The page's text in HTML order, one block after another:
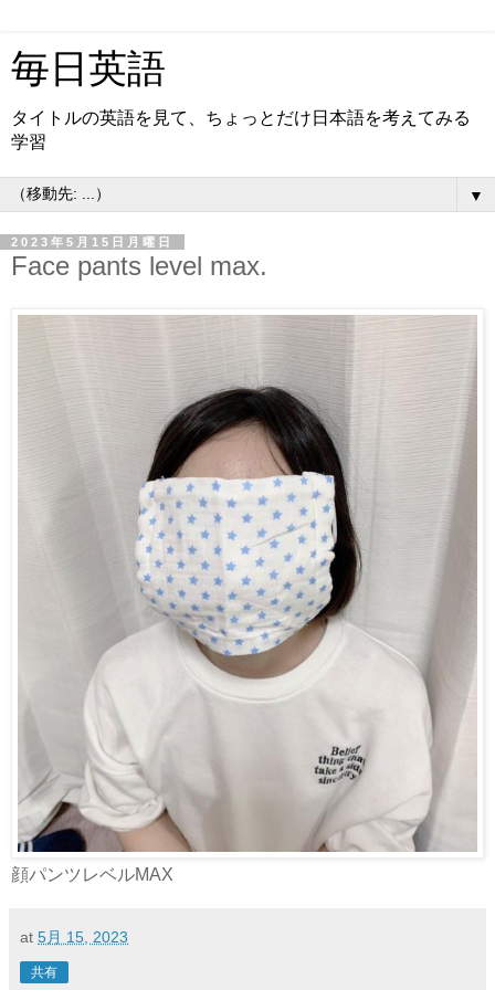
毎日英語
タイトルの英語を見て、ちょっとだけ日本語を考えてみる
学習
▼
2023年5月15日月曜日
Face pants level max.
顔パンツレベルMAX
at 5月 15, 2023
共有